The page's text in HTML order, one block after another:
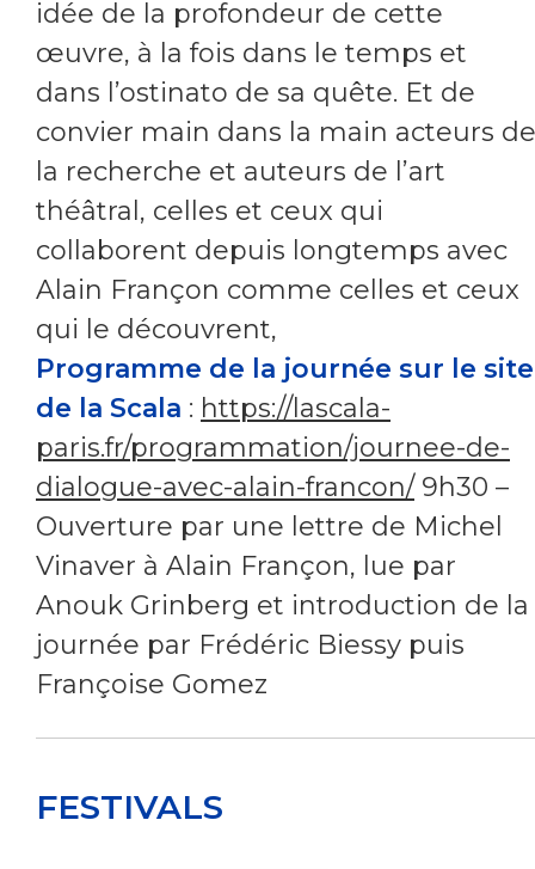
idée de la profondeur de cette
œuvre, à la fois dans le temps et
dans l’ostinato de sa quête. Et de
convier main dans la main acteurs de
la recherche et auteurs de l’art
théâtral, celles et ceux qui
collaborent depuis longtemps avec
Alain Françon comme celles et ceux
qui le découvrent,
Programme de la journée sur le site
de la Scala : https://lascala-
paris.fr/programmation/journee-de-
dialogue-avec-alain-francon/9h30 –
Ouverture par une lettre de Michel
Vinaver à Alain Françon, lue par
Anouk Grinberg et introduction de la
journée par Frédéric Biessy puis
Françoise Gomez
FESTIVALS